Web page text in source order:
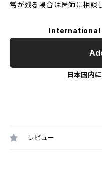
常が残る場合は医師に相談し
International
日本国内
レビュー